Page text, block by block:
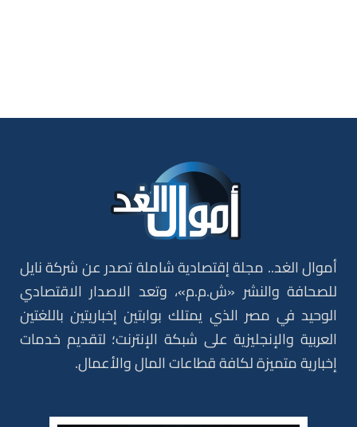
أموال الغد.. مجلة إقتصادية شاملة تصدر عن شركة نايل
للصحافة والنشر «ش.م.م»، وتعد الاصدار الاقتصادي
الوحيد في مصر الذي يمتلك بوابتين إخباريتين باللغتين
العربية والإنجليزية على شبكة الإنترنت؛ لتقديم خدمات
إخبارية متميزة لكافة قطاعات المال والأعمال.